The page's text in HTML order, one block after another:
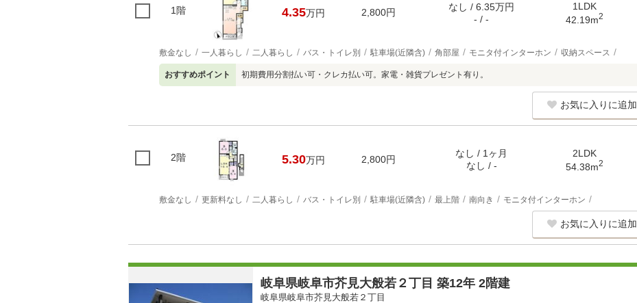
1階 4.35万円 2,800円
なし / 6.35万円
- / -
1LDK
42.19m2
敷金なし 一人暮らし 二人暮らし バス・トイレ別 駐車場(近隣含) 角部屋 モニタ付インターホン 収納スペース
おすすめポイント 初期費用分割払い可・クレカ払い可。家電・雑貨プレゼント有り。
お気に入りに追加
2階 5.30万円 2,800円
なし / 1ヶ月
なし / -
2LDK
54.38m2
敷金なし 更新料なし 二人暮らし バス・トイレ別 駐車場(近隣含) 最上階 南向き モニタ付インターホン
お気に入りに追加
岐阜県岐阜市芥見大般若２丁目 築12年 2階建
岐阜県岐阜市芥見大般若２丁目